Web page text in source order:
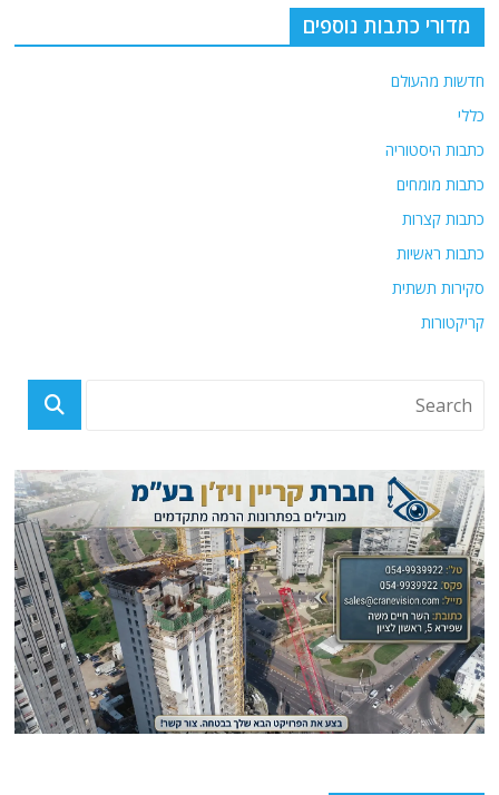
מדורי כתבות נוספים
חדשות מהעולם
כללי
כתבות היסטוריה
כתבות מומחים
כתבות קצרות
כתבות ראשיות
סקירות תשתית
קריקטורות